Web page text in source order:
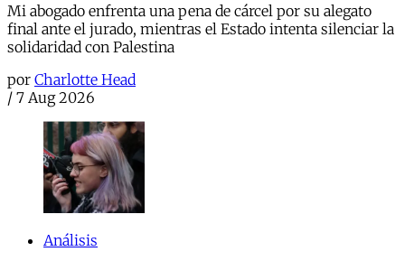
Mi abogado enfrenta una pena de cárcel por su alegato
final ante el jurado, mientras el Estado intenta silenciar la
solidaridad con Palestina
por Charlotte Head
/ 7 Aug 2026
Análisis